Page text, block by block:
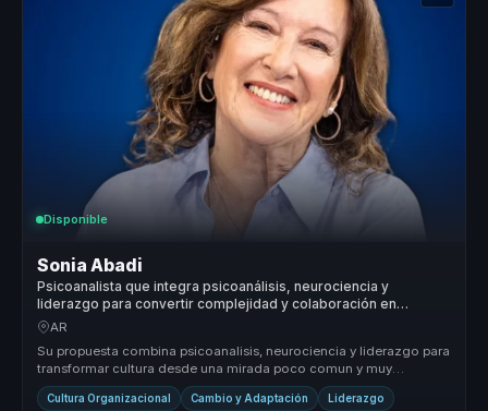
Disponible
Sonia Abadi
Psicoanalista que integra psicoanálisis, neurociencia y
liderazgo para convertir complejidad y colaboración en
mejores decisiones para directivos y equipos.
AR
Su propuesta combina psicoanalisis, neurociencia y liderazgo para
transformar cultura desde una mirada poco comun y muy
estrategica. Hace...
Cultura Organizacional Cambio y Adaptación Liderazgo